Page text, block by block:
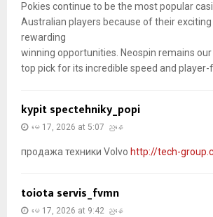
Pokies continue to be the most popular
Australian players because of their
rewarding
winning opportunities. Neospin remains our
top pick for its incredible speed and
kypit spectehniky_popi
မေ 17, 2026 at 5:07 ညနေ
продажа техники Volvo http://tech-
toiota servis_fvmn
မေ 17, 2026 at 9:42 ညနေ